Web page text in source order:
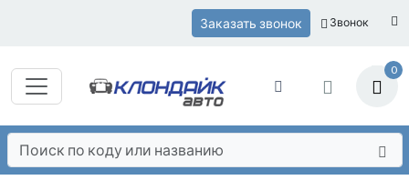
Заказать звонок Звонок
0